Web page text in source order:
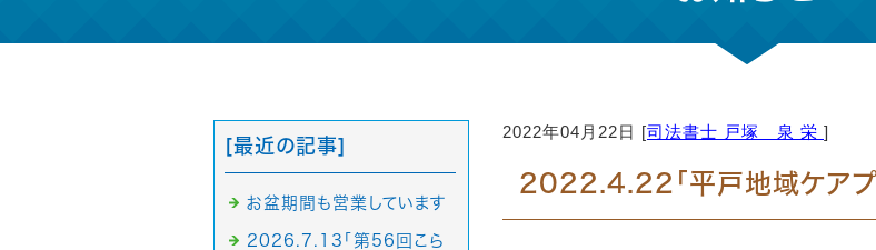
2022年04月22日 [司法書士 戸塚 泉 栄 ]
2022.4.22「平戸地域ケアプ
[最近の記事]
お盆期間も営業しています
2026.7.13「第56回こら